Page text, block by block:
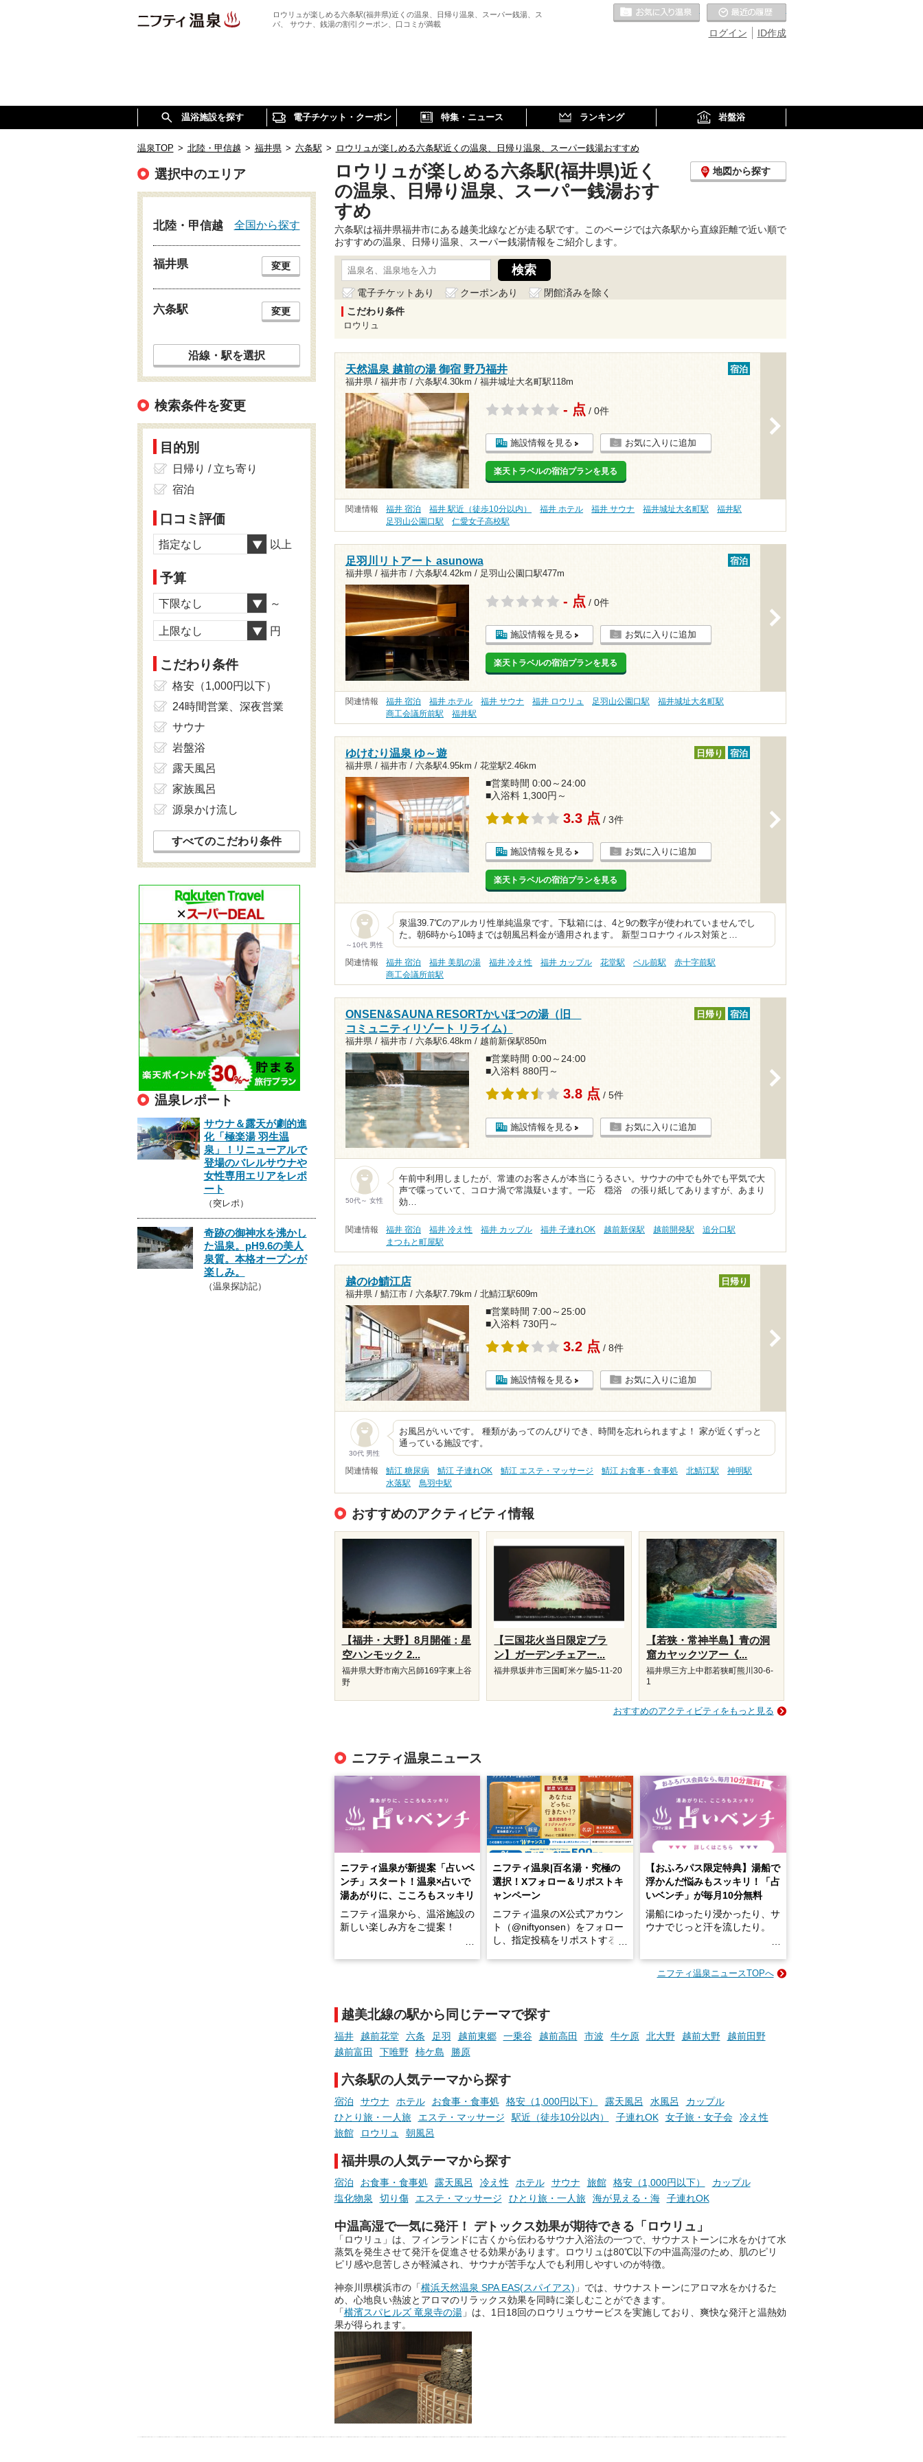
ロウリュが楽しめる六条駅(福井県)近くの温泉、日帰り温泉、スーパー銭湯、ス
パ、 サウナ、銭湯の割引クーポン、口コミが満載
ID作成
ログイン
お気に入りの温泉
温浴施設を探す 電子チケット・クーポン 特集・ニュース ランキング 岩盤浴
温泉TOP > 北陸・甲信越 > 福井県 > 六条駅 > ロウリュが楽しめる六条駅近くの温泉、日帰り温泉、スーパー銭湯おすすめ
ロウリュが楽しめる六条駅(福井県)近く
の温泉、日帰り温泉、スーパー銭湯おす
すめ
地図から探す
六条駅は福井県福井市にある越美北線などが走る駅です。このページでは六条駅から直線距離で近い順で
おすすめの温泉、日帰り温泉、スーパー銭湯情報をご紹介します。
電子チケットあり クーポンあり
閉館済みを除く
こだわり条件
ロウリュ
天然温泉 越前の湯 御宿 野乃福井
福井県 / 福井市 / 六条駅4.30km / 福井城址大名町駅118m
宿泊
- 点 / 0件
施設情報を見る お気に入りに追加
楽天トラベルの宿泊プランを見る
関連情報 福井 宿泊 福井 駅近（徒歩10分以内） 福井 ホテル 福井 サウナ 福井城址大名町駅
福井駅
足羽山公園口駅
仁愛女子高校駅
足羽川リトアート asunowa
福井県 / 福井市 / 六条駅4.42km / 足羽山公園口駅477m
宿泊
- 点 / 0件
施設情報を見る お気に入りに追加
楽天トラベルの宿泊プランを見る
関連情報 福井 宿泊 福井 ホテル 福井 サウナ 福井 ロウリュ 足羽山公園口駅
福井城址大名町駅
商工会議所前駅
福井駅
ゆけむり温泉 ゆ～遊
福井県 / 福井市 / 六条駅4.95km / 花堂駅2.46km
日帰り 宿泊
■営業時間 0:00～24:00
■入浴料 1,300円～
3.3 点 / 3件
施設情報を見る お気に入りに追加
楽天トラベルの宿泊プランを見る
～10代 男性
泉温39.7℃のアルカリ性単純温泉です。下駄箱には、4と9の数字が使われていませんでし
た。朝6時から10時までは朝風呂料金が適用されます。 新型コロナウィルス対策と…
関連情報 福井 宿泊 福井 美肌の湯 福井 冷え性 福井 カップル 花堂駅 ベル前駅
赤十字前駅
商工会議所前駅
ONSEN&SAUNA RESORTかいほつの湯（旧
コミュニティリゾート リライム）
福井県 / 福井市 / 六条駅6.48km / 越前新保駅850m
日帰り 宿泊
■営業時間 0:00～24:00
■入浴料 880円～
3.8 点 / 5件
施設情報を見る お気に入りに追加
50代～ 女性
午前中利用しましたが、常連のお客さんが本当にうるさい。サウナの中でも外でも平気で大
声で喋っていて、コロナ渦で常識疑います。一応 穏浴 の張り紙してありますが、あまり
効…
関連情報 福井 宿泊 福井 冷え性 福井 カップル 福井 子連れOK 越前新保駅 越前開発駅
追分口駅
まつもと町屋駅
越のゆ鯖江店
福井県 / 鯖江市 / 六条駅7.79km / 北鯖江駅609m
日帰り
■営業時間 7:00～25:00
■入浴料 730円～
3.2 点 / 8件
施設情報を見る お気に入りに追加
30代 男性
お風呂がいいです。 種類があってのんびりでき、時間を忘れられますよ！ 家が近くずっと
通っている施設です。
関連情報 鯖江 糖尿病 鯖江 子連れOK 鯖江 エステ・マッサージ 鯖江 お食事・食事処 北鯖江駅
神明駅
水落駅
鳥羽中駅
おすすめのアクティビティ情報
【福井・大野】8月開催：星
空ハンモック 2...
福井県大野市南六呂師169字東上谷
野
【三国花火当日限定プラ
ン】ガーデンチェアー...
福井県坂井市三国町米ケ脇5-11-20
【若狭・常神半島】青の洞
窟カヤックツアー《...
福井県三方上中郡若狭町熊川30-6-
1
おすすめのアクティビティをもっと見る
ニフティ温泉ニュース
ニフティ温泉が新提案「占いベ
ンチ」スタート！温泉×占いで
湯あがりに、こころもスッキリ
ニフティ温泉から、温浴施設の
新しい楽しみ方をご提案！
手相やタロットなど気軽に楽し
める占いで、“ととのう”おふろ
時間を、もっと特別に。
ニフティ温泉|百名湯・究極の
選択！Xフォロー＆リポストキ
ャンペーン
ニフティ温泉のX公式アカウン
ト（@niftyonsen）をフォロー
し、指定投稿をリポストする
【おふろパス限定特典】湯船で
浮かんだ悩みもスッキリ！「占
いベンチ」が毎月10分無料
湯船にゆったり浸かったり、サ
ウナでじっと汗を流したり。
そんな「一人でぼんやり過ごす
でくることはありませんか？
らこそ向き合える、大切な自分
の本音。
は、そんなあなたの心のつぶや
きをプロの占い師に相談するこ
とができるサービスです。
おふろパス会員様なら、この特
別なひとときを「毎月10分無
ニフティ温泉ニュースTOPへ
越美北線の駅から同じテーマで探す
福井 越前花堂 六条 足羽 越前東郷 一乗谷 越前高田 市波 牛ケ原 北大野 越前大野
越前田野
越前富田
下唯野 柿ケ島 勝原
六条駅の人気テーマから探す
宿泊 サウナ ホテル お食事・食事処 格安（1,000円以下） 露天風呂 水風呂
カップル
ひとり旅・一人旅
エステ・マッサージ 駅近（徒歩10分以内） 子連れOK 女子旅・女子会
冷え性
旅館
ロウリュ 朝風呂
福井県の人気テーマから探す
宿泊 お食事・食事処 露天風呂 冷え性 ホテル サウナ 旅館 格安（1,000円以下）
カップル
塩化物泉
切り傷 エステ・マッサージ ひとり旅・一人旅 海が見える・海 子連れOK
中温高湿で一気に発汗！ デトックス効果が期待できる「ロウリュ」
「ロウリュ」は、フィンランドに古くから伝わるサウナ入浴法の一つで、サウナストーンに水をかけて水
蒸気を発生させて発汗を促進させる効果があります。ロウリュは80℃以下の中温高湿のため、肌のピリ
ピリ感や息苦しさが軽減され、サウナが苦手な人でも利用しやすいのが特徴。
神奈川県横浜市の「横浜天然温泉 SPA EAS(スパイアス) 」では、サウナストーンにアロマ水をかけるた
め、心地良い熱波とアロマのリラックス効果を同時に楽しむことができます。
「横濱スパヒルズ 竜泉寺の湯」は、1日18回のロウリュウサービスを実施しており、爽快な発汗と温熱効
果が得られます。
選択中のエリア
北陸・甲信越 全国から探す
福井県 変更
六条駅 変更
沿線・駅を選択
検索条件を変更
目的別
日帰り / 立ち寄り
宿泊
口コミ評価
指定なし 以上
予算
下限なし ～
上限なし 円
こだわり条件
格安（1,000円以下）
24時間営業、深夜営業
サウナ
岩盤浴
露天風呂
家族風呂
源泉かけ流し
すべてのこだわり条件
温泉レポート
サウナ＆露天が劇的進
化「極楽湯 羽生温
泉」！リニューアルで
登場のバレルサウナや
女性専用エリアをレポ
ート
（突レポ）
奇跡の御神水を沸かし
た温泉。pH9.6の美人
泉質。本格オープンが
楽しみ。
（温泉探訪記）